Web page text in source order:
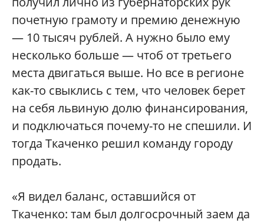
почетную грамоту и премию денежную
— 10 тысяч рублей. А нужно было ему
несколько больше — чтоб от третьего
места двигаться выше. Но все в регионе
как-то свыклись с тем, что человек берет
на себя львиную долю финансирования,
и подключаться почему-то не спешили. И
тогда Ткаченко решил команду городу
продать.
«Я видел баланс, оставшийся от
Ткаченко: там был долгосрочный заем да